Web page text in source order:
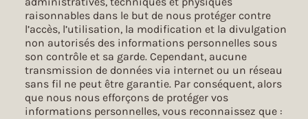
raisonnables dans le but de nous protéger contre
l’accès, l’utilisation, la modification et la divulgation
non autorisés des informations personnelles sous
son contrôle et sa garde. Cependant, aucune
transmission de données via internet ou un réseau
sans fil ne peut être garantie. Par conséquent, alors
que nous nous efforçons de protéger vos
informations personnelles, vous reconnaissez que :